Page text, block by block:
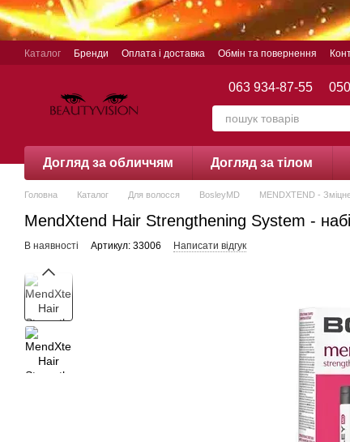
Перейти до основного контенту
Каталог Бренди Оплата і доставка Обмін та повернення
063 934-87-55
Догляд за обличчям Догляд за тілом
Головна Каталог Для волосся BosleyMD MENDXTEND -
MendXtend Hair Strengthening System -
В наявності Артикул: 33006 Написати відгук